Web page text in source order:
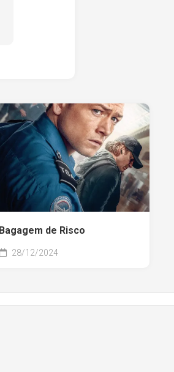
Bagagem de Risco
28/12/2024